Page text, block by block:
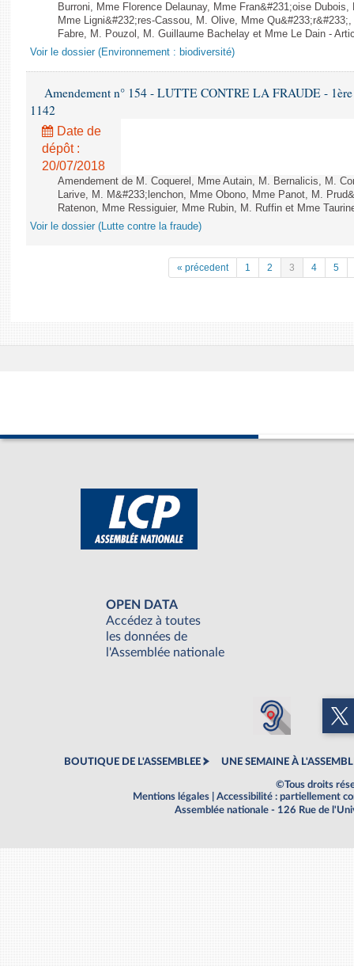
Burroni, Mme Florence Delaunay, Mme Fran&#231;oise
Mme Ligni&#232;res-Cassou, M. Olive, Mme
Fabre, M. Pouzol, M. Guillaume Bachelay et Mme Le Dain -
Voir le dossier (Environnement : biodiversité)
Amendement n° 154 - LUTTE CONTRE LA FRAUDE - 1ère
1142
Date de
dépôt :
20/07/2018
Amendement de M. Coquerel, Mme Autain, M. Bernalicis, M.
Larive, M. M&#233;lenchon, Mme Obono, Mme Panot, M.
Ratenon, Mme Ressiguier, Mme Rubin, M. Ruffin et Mme
Voir le dossier (Lutte contre la fraude)
« précedent 1 2 3 4 5
OPEN DATA
Accédez à toutes
les données de
l'Assemblée nationale
BOUTIQUE DE L'ASSEMBLEE UNE SEMAINE À
©Tous droits
Mentions légales
Accessibilité : partiellement
Assemblée nationale - 126 Rue de